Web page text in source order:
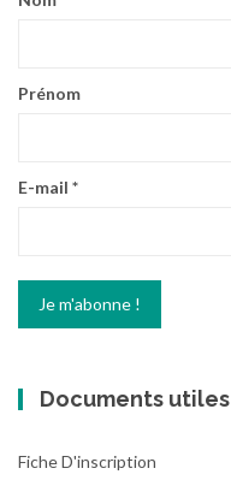
Prénom
E-mail *
Documents utiles
Fiche D'inscription